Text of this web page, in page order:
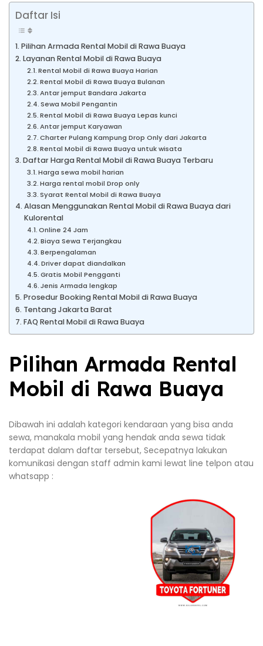
Daftar Isi
Pilihan Armada Rental Mobil di Rawa Buaya
Layanan Rental Mobil di Rawa Buaya
Rental Mobil di Rawa Buaya Harian
Rental Mobil di Rawa Buaya Bulanan
Antar jemput Bandara Jakarta
Sewa Mobil Pengantin
Rental Mobil di Rawa Buaya Lepas kunci
Antar jemput Karyawan
Charter Pulang Kampung Drop Only dari Jakarta
Rental Mobil di Rawa Buaya untuk wisata
Daftar Harga Rental Mobil di Rawa Buaya Terbaru
Harga sewa mobil harian
Harga rental mobil Drop only
Syarat Rental Mobil di Rawa Buaya
Alasan Menggunakan Rental Mobil di Rawa Buaya dari
Kulorental
Online 24 Jam
Biaya Sewa Terjangkau
Berpengalaman
Driver dapat diandalkan
Gratis Mobil Pengganti
Jenis Armada lengkap
Prosedur Booking Rental Mobil di Rawa Buaya
Tentang Jakarta Barat
FAQ Rental Mobil di Rawa Buaya
Pilihan Armada Rental
Mobil di Rawa Buaya
Dibawah ini adalah kategori kendaraan yang bisa anda
sewa, manakala mobil yang hendak anda sewa tidak
terdapat dalam daftar tersebut, Secepatnya lakukan
komunikasi dengan staff admin kami lewat line telpon atau
whatsapp :